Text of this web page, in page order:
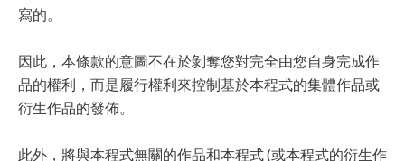
寫的。
因此，本條款的意圖不在於剝奪您對完全由您自身完成作
品的權利，而是履行權利來控制基於本程式的集體作品或
衍生作品的發佈。
此外，將與本程式無關的作品和本程式 (或本程式的衍生作